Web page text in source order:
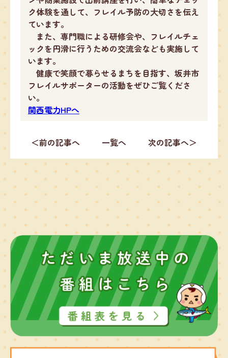
ク体験を通して、フレイル予防の大切さを伝え
ています。
また、専門職による研修会や、フレイルチェ
ックを円滑に行うための交流会なども実施して
います。
健康で笑顔で暮らせるまちを目指す、坂井市
フレイルサポーターの活動をぜひご覧くださ
い。
関西電力HPへ
＜前の記事へ 一覧へ 次の記事へ＞